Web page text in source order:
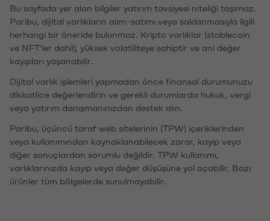
Bu sayfada yer alan bilgiler yatırım tavsiyesi niteliği taşımaz.
Paribu, dijital varlıkların alım-satımı veya saklanmasıyla ilgili
herhangi bir öneride bulunmaz. Kripto varlıklar (stablecoin
ve NFT'ler dahil), yüksek volatiliteye sahiptir ve ani değer
kayıpları yaşanabilir.
Dijital varlık işlemleri yapmadan önce finansal durumunuzu
dikkatlice değerlendirin ve gerekli durumlarda hukuk, vergi
veya yatırım danışmanınızdan destek alın.
Paribu, üçüncü taraf web sitelerinin (TPW) içeriklerinden
veya kullanımından kaynaklanabilecek zarar, kayıp veya
diğer sonuçlardan sorumlu değildir. TPW kullanımı,
varlıklarınızda kayıp veya değer düşüşüne yol açabilir. Bazı
ürünler tüm bölgelerde sunulmayabilir.